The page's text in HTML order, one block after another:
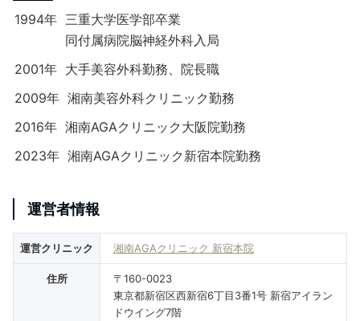
1994年 三重大学医学部卒業
同付属病院脳神経外科入局
2001年 大手美容外科勤務、院長職
2009年 湘南美容外科クリニック勤務
2016年 湘南AGAクリニック大阪院勤務
2023年 湘南AGAクリニック新宿本院勤務
運営者情報
運営クリニック 湘南AGAクリニック 新宿本院
住所
〒160-0023
東京都新宿区西新宿6丁目3番1号 新宿アイラン
ドウイング7階